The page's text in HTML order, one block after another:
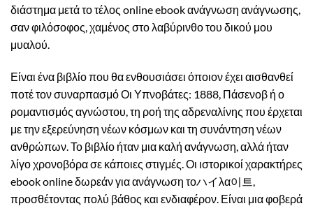
διάστημα μετά το τέλος online ebook ανάγνωση ανάγνωσης,
σαν φιλόσοφος, χαμένος στο λαβύρινθο του δικού μου
μυαλού.
Είναι ένα βιβλίο που θα ενθουσιάσει όποιον έχει αισθανθεί
ποτέ τον συναρπασμό Οι Υπνοβάτες: 1888, Πάσενοβ ή ο
ρομαντισμός αγνώστου, τη ροή της αδρεναλίνης που έρχεται
με την εξερεύνηση νέων κόσμων και τη συνάντηση νέων
ανθρώπων. Το βιβλίο ήταν μια καλή ανάγνωση, αλλά ήταν
λίγο χρονοβόρα σε κάποιες στιγμές. Οι ιστορικοί χαρακτήρες
ebook online δωρεάν για ανάγνωση τοハイλα이트,
προσθέτοντας πολύ βάθος και ενδιαφέρον. Είναι μια φοβερά